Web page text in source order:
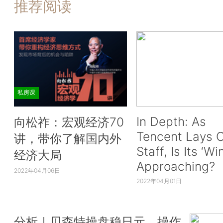
推荐阅读
私房课
向松祚：宏观经济70
讲，带你了解国内外
经济大局
2022年04月06日
In Depth: As
Tencent Lays
Staff, Is Its
Approaching?
2022年04月01日